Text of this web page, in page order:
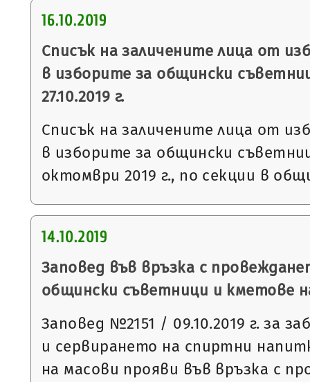
16.10.2019
Списък на заличените лица от
в изборите за общински
27.10.2019 г.
Списък на заличените лица от
в изборите за общински
октомври 2019 г., по секции в
14.10.2019
Заповед във връзка с
общински съветници и кметове на
Заповед №2151 / 09.10.2019 г. за
и сервирането на спиртни
на масови прояви във връзка с